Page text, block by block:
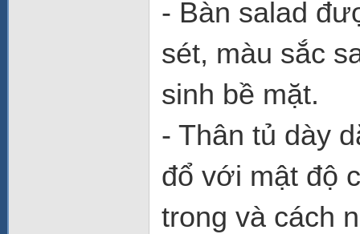
- Bàn salad
sét, màu sắc
sinh bề mặt.
- Thân tủ dày
đổ với mật độ
trong và cách